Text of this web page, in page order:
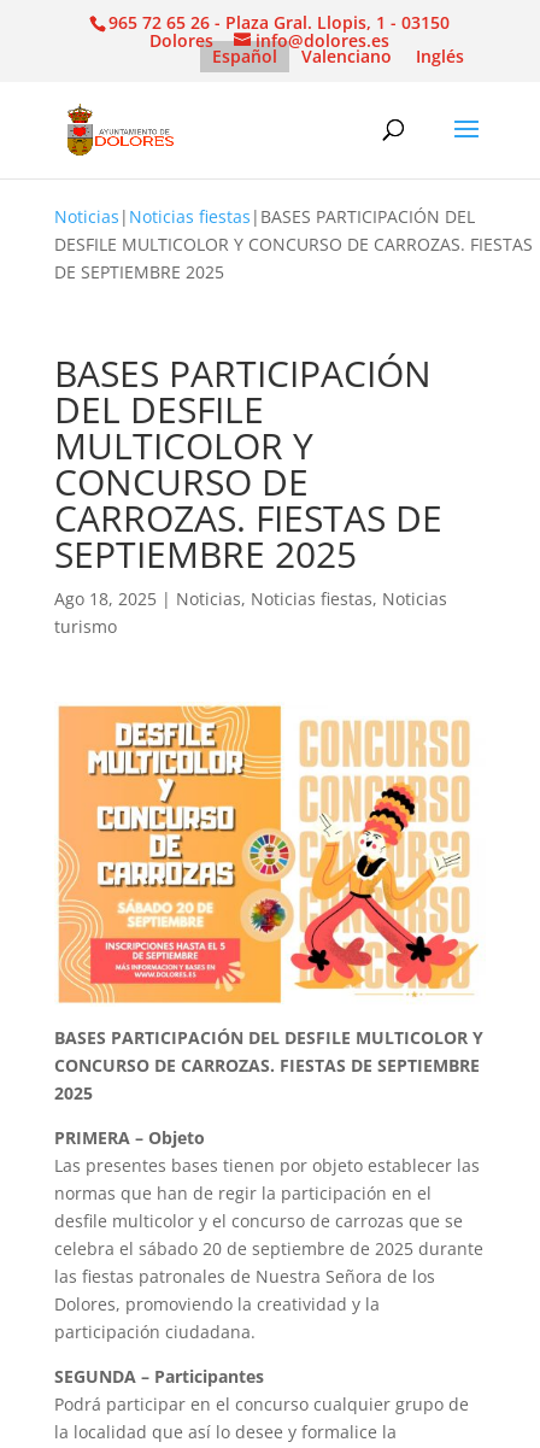
965 72 65 26 - Plaza Gral. Llopis, 1 - 03150
Dolores info@dolores.es
Español Valenciano Inglés
Noticias | Noticias fiestas | BASES PARTICIPACIÓN DEL
DESFILE MULTICOLOR Y CONCURSO DE CARROZAS. FIESTAS
DE SEPTIEMBRE 2025
BASES PARTICIPACIÓN
DEL DESFILE
MULTICOLOR Y
CONCURSO DE
CARROZAS. FIESTAS DE
SEPTIEMBRE 2025
Ago 18, 2025| Noticias, Noticias fiestas, Noticias
turismo
BASES PARTICIPACIÓN DEL DESFILE MULTICOLOR Y
CONCURSO DE CARROZAS. FIESTAS DE SEPTIEMBRE
2025
PRIMERA – Objeto
Las presentes bases tienen por objeto establecer las
normas que han de regir la participación en el
desfile multicolor y el concurso de carrozas que se
celebra el sábado 20 de septiembre de 2025 durante
las fiestas patronales de Nuestra Señora de los
Dolores, promoviendo la creatividad y la
participación ciudadana.
SEGUNDA – Participantes
Podrá participar en el concurso cualquier grupo de
la localidad que así lo desee y formalice la